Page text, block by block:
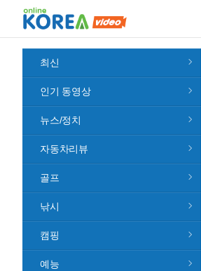
최신
인기 동영상
뉴스/정치
자동차리뷰
골프
낚시
캠핑
예능